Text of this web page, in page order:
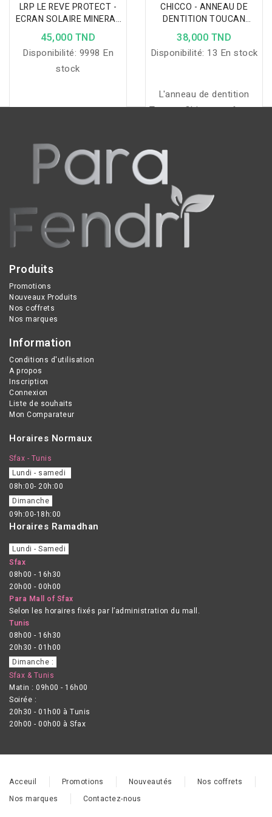
LRP LE REVE PROTECT -
ECRAN SOLAIRE MINERAL
BEBE VISAGE ET CORPS
SPF50+
45,000 TND
Disponibilité: 9998 En
stock
CHICCO - ANNEAU DE
DENTITION TOUCAN
+6MOIS
38,000 TND
Disponibilité: 13 En stock
L'anneau de dentition
Tucano Chicco, en forme
son effet rafraîchissant
et sa texture stimulante,
tout en étant facile à
saisir pour les petites
Produits
Promotions
Nouveaux Produits
Nos coffrets
Nos marques
Information
Conditions d'utilisation
A propos
Inscription
Connexion
Liste de souhaits
Mon Comparateur
Horaires Normaux
Sfax - Tunis
Lundi - samedi
08h:00- 20h:00
Dimanche
09h:00-18h:00
Horaires Ramadhan
Lundi - Samedi
Sfax
08h00 - 16h30
20h00 - 00h00
Para Mall of Sfax
Selon les horaires fixés par l’administration du mall.
Tunis
08h00 - 16h30
20h30 - 01h00
Dimanche :
Sfax & Tunis
Matin : 09h00 - 16h00
Soirée :
20h30 - 01h00 à Tunis
20h00 - 00h00 à Sfax
Acceuil Promotions Nouveautés
Nos coffrets
Nos marques
Contactez-nous